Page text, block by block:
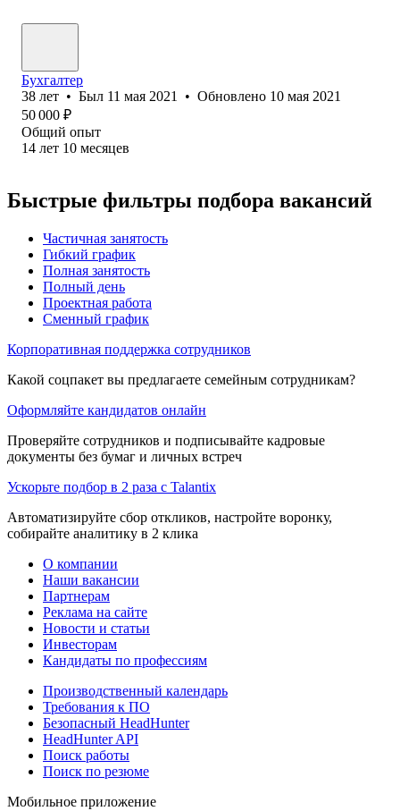
Бухгалтер
38 лет • Был 11 мая 2021 • Обновлено 10 мая 2021
50 000 ₽
Общий опыт
14 лет 10 месяцев
Быстрые фильтры подбора вакансий
Частичная занятость
Гибкий график
Полная занятость
Полный день
Проектная работа
Сменный график
Корпоративная поддержка сотрудников
Какой соцпакет вы предлагаете семейным сотрудникам?
Оформляйте кандидатов онлайн
Проверяйте сотрудников и подписывайте кадровые
документы без бумаг и личных встреч
Ускорьте подбор в 2 раза с Talantix
Автоматизируйте сбор откликов, настройте воронку,
собирайте аналитику в 2 клика
О компании
Наши вакансии
Партнерам
Реклама на сайте
Новости и статьи
Инвесторам
Кандидаты по профессиям
Производственный календарь
Требования к ПО
Безопасный HeadHunter
HeadHunter API
Поиск работы
Поиск по резюме
Мобильное приложение